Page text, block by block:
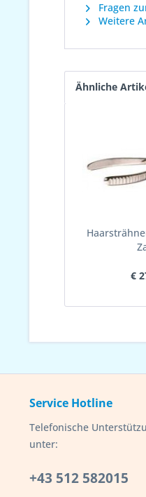
Fragen
Weitere
Ähnliche
€
Service Hotline
Telefonische
unter:
+43 512 582015